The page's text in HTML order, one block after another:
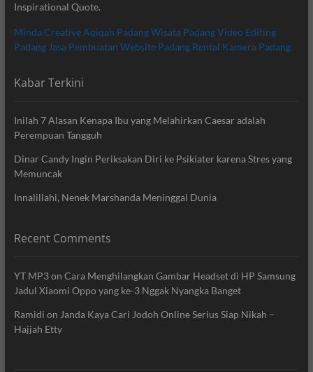
Inspirational Quote.
Minda CreativeAqiqah PadangWisata PadangVideo Editing
PadangJasa Pembuatan Website Padang Rental Kamera Padang
Kabar Terkini
Inilah 7 Alasan Kenapa Ibu yang Melahirkan Caesar adalah
Perempuan Tangguh
Dinar Candy Ingin Periksakan Diri ke Psikiater karena Stres yang
Memuncak
Innalillahi, Nenek Marshanda Meninggal Dunia
Recent Comments
YT MP3on Cara Menghilangkan Gambar Headset di HP Samsung
Jadul Xiaomi Oppo yang ke-3 Nggak Nyangka Banget
Ramidi on Janda Kaya Cari Jodoh Online Serius Siap Nikah –
Hajjah Etty